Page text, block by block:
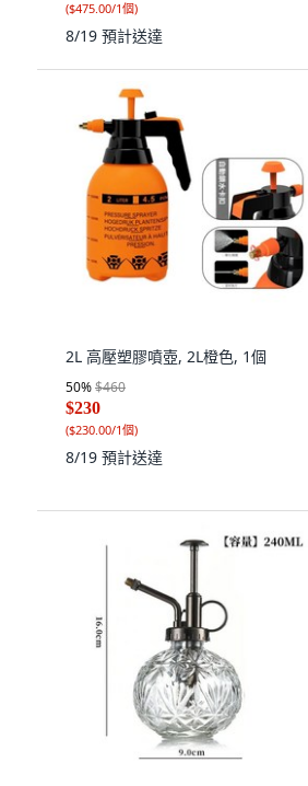
($475.00/1個)
8/19 預計送達
2L 高壓塑膠噴壺, 2L橙色, 1個
50%$460
$230
($230.00/1個)
8/19 預計送達